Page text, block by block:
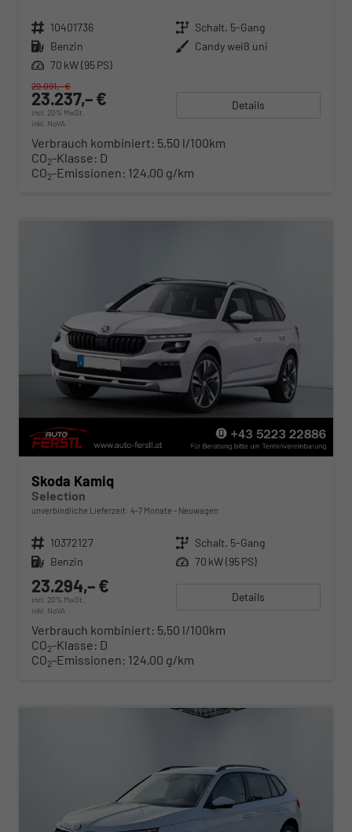
Fahrzeugnr. 10401736 Getriebe Schalt. 5-Gang
Kraftstoff Benzin Außenfarbe Candy weiß uni
Leistung 70 kW (95 PS)
23.237,– €
incl. 20% MwSt.
inkl. NoVA
29.091,– €
Details
Verbrauch kombiniert: 5,50 l/100km
CO2-Klasse: D
CO2-Emissionen: 124,00 g/km
Skoda Kamiq
Selection
unverbindliche Lieferzeit: 4-7 Monate Neuwagen
Fahrzeugnr. 10372127 Getriebe Schalt. 5-Gang
Kraftstoff Benzin Leistung 70 kW (95 PS)
23.294,– €
incl. 20% MwSt.
inkl. NoVA
Details
Verbrauch kombiniert: 5,50 l/100km
CO2-Klasse: D
CO2-Emissionen: 124,00 g/km